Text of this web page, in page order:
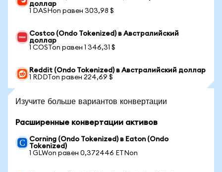
доллар
1 DASHon равен 303,98 $
Costco (Ondo Tokenized) в Австралийский
доллар
1 COSTon равен 1 346,31 $
Reddit (Ondo Tokenized) в Австралийский доллар
1 RDDTon равен 224,69 $
Изучите больше вариантов конвертации
Расширенные конвертации активов
Corning (Ondo Tokenized) в Eaton (Ondo
Tokenized)
1 GLWon равен 0,372446 ETNon